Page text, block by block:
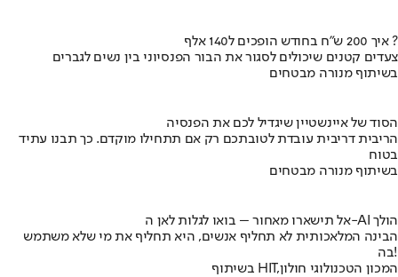
איך 200 ש"ח בחודש הופכים ל140 אלף ?
צעדים קטנים שיכולים לסגור את הבור הפנסיוני בין נשים לגברים
בשיתוף מנורה מבטחים
הסוד של איינשטיין שיגדיל לכם את הפנסיה
הריבית דריבית עובדת לטובתכם רק אם תתחילו מוקדם. כך תבנו עתיד
בטוח
בשיתוף מנורה מבטחים
אל תישארו מאחור – בואו לגלות לאן ה-AI הולך
הבינה המלאכותית לא תחליף אנשים, היא תחליף את מי שלא משתמש
בה!
בשיתוף HIT,המכון הטכנולוגי חולון